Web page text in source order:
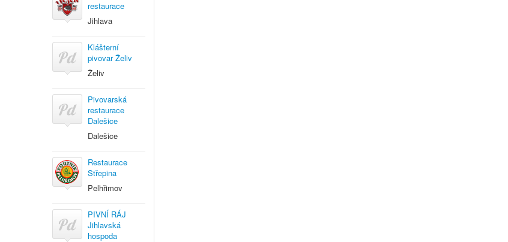
restaurace
Jihlava
Klášterní
pivovar Želiv
Želiv
Pivovarská
restaurace
Dalešice
Dalešice
Restaurace
Střepina
Pelhřimov
PIVNÍ RÁJ
Jihlavská
hospoda